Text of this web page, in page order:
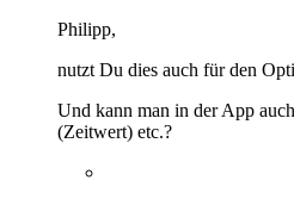
Philipp,
nutzt Du dies auch für den
Und kann man in der App
(Zeitwert) etc.?